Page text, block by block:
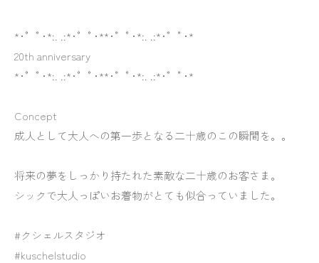
*･゜ﾟ･*:. .:*･゜ﾟ･**･゜ﾟ･*:. .:*･゜ﾟ･*
20th anniversary
*･゜ﾟ･*:. .:*･゜ﾟ･**･゜ﾟ･*:. .:*･゜ﾟ･*
Concept
成人として大人への第一歩となる二十歳のこの瞬間を。。
将来の夢をしっかり持たれた素敵な二十歳のお客さま。
シックで大人っぽいお着物がとても似合っていました。
#クシェルスタジオ
#kuschelstudio